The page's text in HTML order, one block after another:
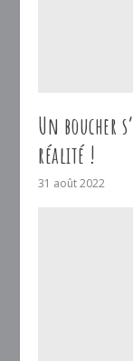
Un boucher
réalité !
31 août 2022